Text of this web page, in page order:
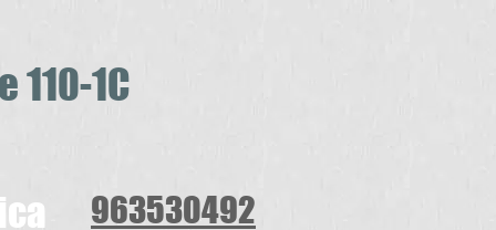
1C
963530492